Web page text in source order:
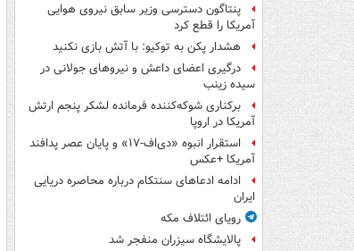
پنتاگون دسترسی وزیر سابق نیروی هوایی
آمریکا را قطع کرد
هشدار پکن به توکیو: با آتش بازی نکنید
درگیری اعضای داعش و نیروهای جولانی در
سیده زینب
برکناری شوکه‌کننده فرمانده لشکر پنجم ارتش
آمریکا در اروپا
استقرار انبوه «دی‌اف‑۱۷» و پایان عصر پدافند
آمریکا +عکس
ادامه ادعاهای سنتکام درباره محاصره دریایی
ایران
رویای ائتلاف مکه
پالایشگاه سیزران منفجر شد